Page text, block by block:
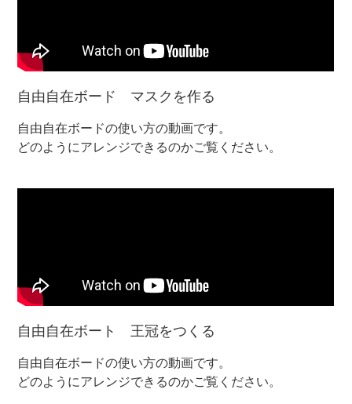
自由自在ボード マスクを作る
自由自在ボードの使い方の動画です。
どのようにアレンジできるのかご覧ください。
自由自在ボート 王冠をつくる
自由自在ボードの使い方の動画です。
どのようにアレンジできるのかご覧ください。